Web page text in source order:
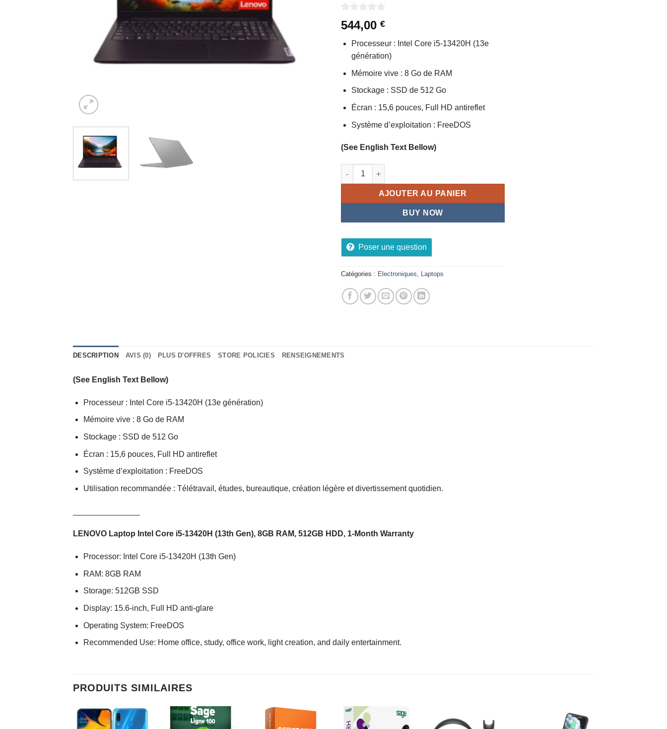
sur
5
544,00 €
Processeur : Intel Core i5-13420H (13e
génération)
Mémoire vive : 8 Go de RAM
Stockage : SSD de 512 Go
Écran : 15,6 pouces, Full HD antireflet
Système d’exploitation : FreeDOS
(See English Text Bellow)
quantité de Laptop LENOVO Intel Core i5-13420H (13e génération), 8 Go RAM, 512Go HDD,
AJOUTER AU PANIER
BUY NOW
Poser une question
Catégories : Electroniques, Laptops
DESCRIPTION AVIS (0) PLUS D'OFFRES STORE POLICIES RENSEIGNEMENTS
(See English Text Bellow)
Processeur : Intel Core i5-13420H (13e génération)
Mémoire vive : 8 Go de RAM
Stockage : SSD de 512 Go
Écran : 15,6 pouces, Full HD antireflet
Système d’exploitation : FreeDOS
Utilisation recommandée : Télétravail, études, bureautique, création légère et divertissement quotidien.
LENOVO Laptop Intel Core i5-13420H (13th Gen), 8GB RAM, 512GB HDD, 1-Month Warranty
Processor: Intel Core i5-13420H (13th Gen)
RAM: 8GB RAM
Storage: 512GB SSD
Display: 15.6-inch, Full HD anti-glare
Operating System: FreeDOS
Recommended Use: Home office, study, office work, light creation, and daily entertainment.
PRODUITS SIMILAIRES